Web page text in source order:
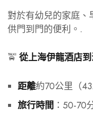
對於有幼兒的家庭、
供門到門的便利。.
🚖 從上海伊龍酒店
距離約70公里（
旅行時間：50-70